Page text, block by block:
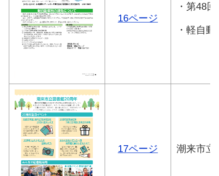
16ページ
・第48
・軽自
17ページ 潮来市立